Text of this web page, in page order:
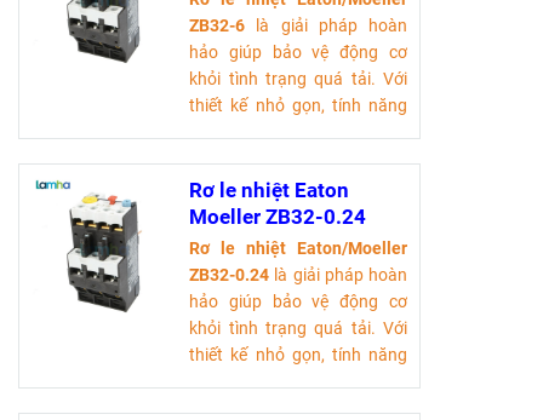
ZB32-6 là giải pháp hoàn
hảo giúp bảo vệ động cơ
khỏi tình trạng quá tải. Với
thiết kế nhỏ gọn, tính năng
năng hoạt động ổn định
trong nhiều môi trường, sản
phẩm này không chỉ tiết
kiệm chi phí mà còn nâng
cao hiệu suất làm việc.
Tải tài liệu kỹ thuật
Rơ le nhiệt Eaton
Moeller ZB32-0.24
Rơ le nhiệt Eaton/Moeller
ZB32-0.24 là giải pháp hoàn
hảo giúp bảo vệ động cơ
khỏi tình trạng quá tải. Với
thiết kế nhỏ gọn, tính năng
năng hoạt động ổn định